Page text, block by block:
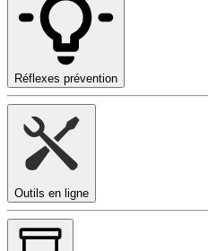
Réflexes prévention
Outils en ligne